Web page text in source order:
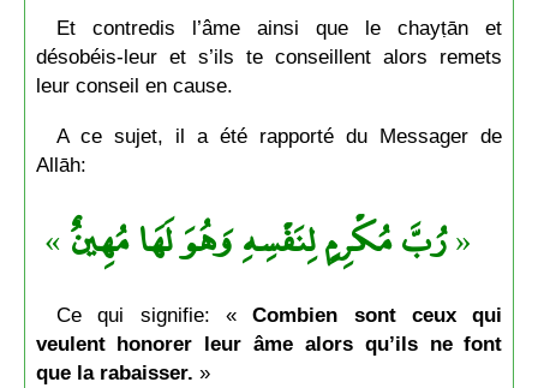
Et contredis l’âme ainsi que le chayṭān et
désobéis-leur et s’ils te conseillent alors remets
leur conseil en cause.
A ce sujet, il a été rapporté du Messager de
Allāh:
«رُبَّ مُكْرِمٍ لِنَفْسِهِ وَهُوَ لَهَا مُهِينٌ»
Ce qui signifie: «Combien sont ceux qui
veulent honorer leur âme alors qu’ils ne font
que la rabaisser. »